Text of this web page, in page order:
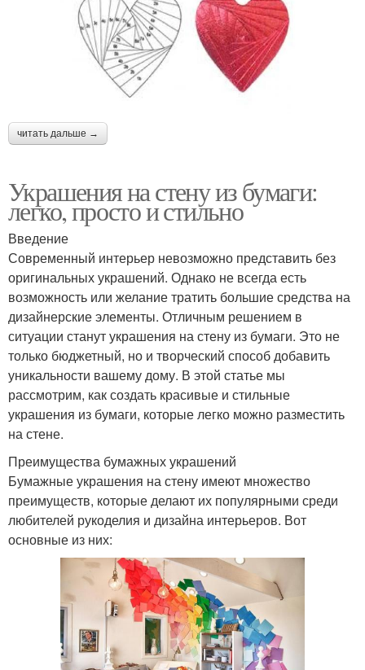
читать дальше →
Украшения на стену из бумаги:
легко, просто и стильно
Введение
Современный интерьер невозможно представить без
оригинальных украшений. Однако не всегда есть
возможность или желание тратить большие средства на
дизайнерские элементы. Отличным решением в
ситуации станут украшения на стену из бумаги. Это не
только бюджетный, но и творческий способ добавить
уникальности вашему дому. В этой статье мы
рассмотрим, как создать красивые и стильные
украшения из бумаги, которые легко можно разместить
на стене.
Преимущества бумажных украшений
Бумажные украшения на стену имеют множество
преимуществ, которые делают их популярными среди
любителей рукоделия и дизайна интерьеров. Вот
основные из них: